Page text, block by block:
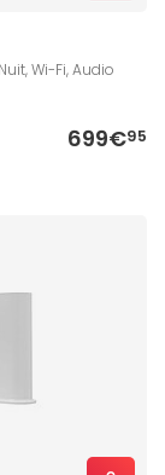
Wi-Fi, Audio
699€95